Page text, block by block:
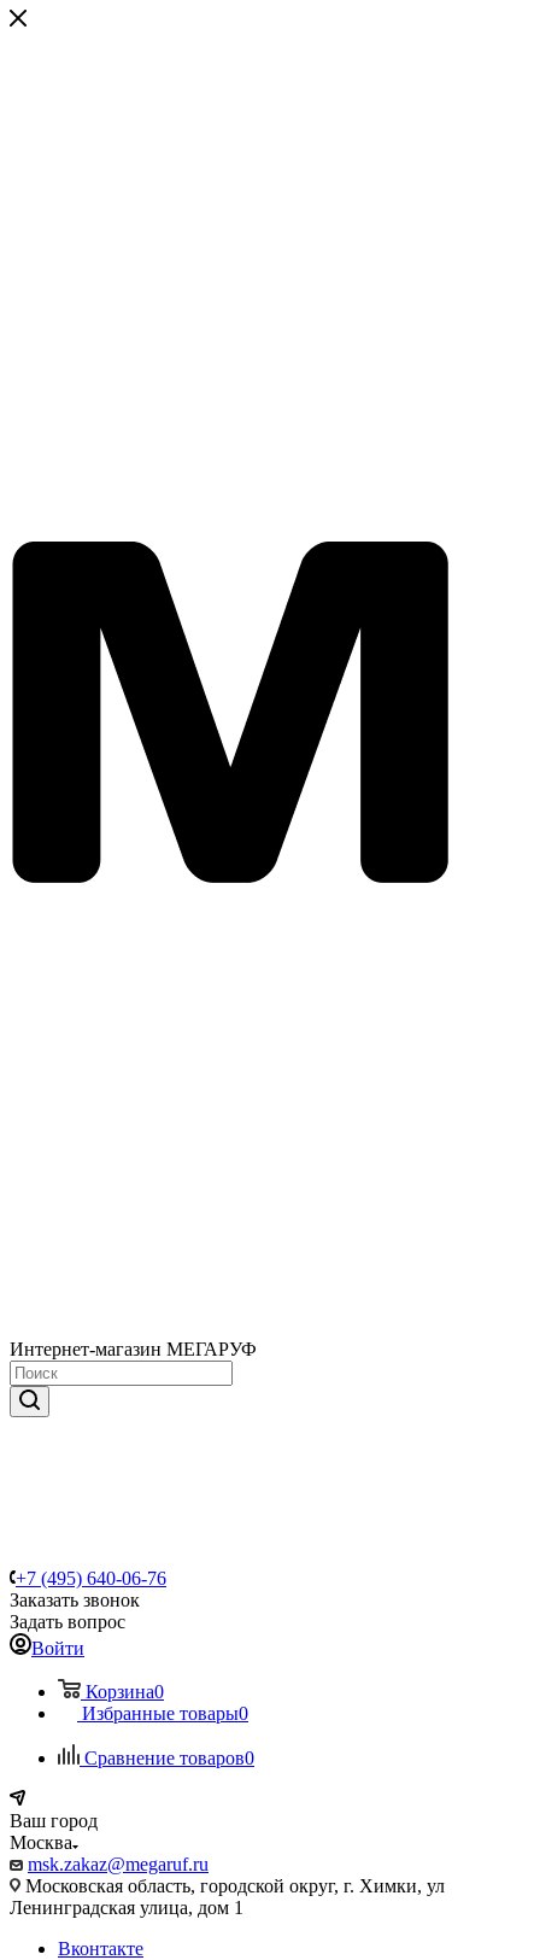
Интернет-магазин МЕГАРУФ
+7 (495) 640-06-76
Заказать звонок
Задать вопрос
Войти
Корзина0
Избранные товары0
Сравнение товаров0
Ваш город
Москва
msk.zakaz@megaruf.ru
Московская область, городской округ, г. Химки, ул
Ленинградская улица, дом 1
Вконтакте